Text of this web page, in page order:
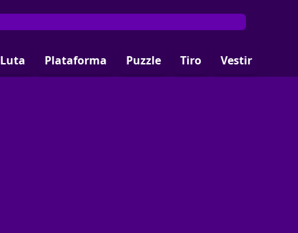
Luta Plataforma Puzzle Tiro Vestir